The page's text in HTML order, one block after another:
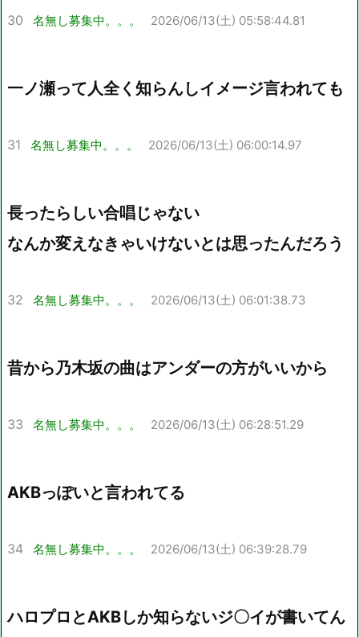
30 名無し募集中。。。 2026/06/13(土) 05:58:44.81
一ノ瀬って人全く知らんしイメージ言われても
31 名無し募集中。。。 2026/06/13(土) 06:00:14.97
長ったらしい合唱じゃない
なんか変えなきゃいけないとは思ったんだろう
32 名無し募集中。。。 2026/06/13(土) 06:01:38.73
昔から乃木坂の曲はアンダーの方がいいから
33 名無し募集中。。。 2026/06/13(土) 06:28:51.29
AKBっぽいと言われてる
34 名無し募集中。。。 2026/06/13(土) 06:39:28.79
ハロプロとAKBしか知らないジ〇イが書いてん